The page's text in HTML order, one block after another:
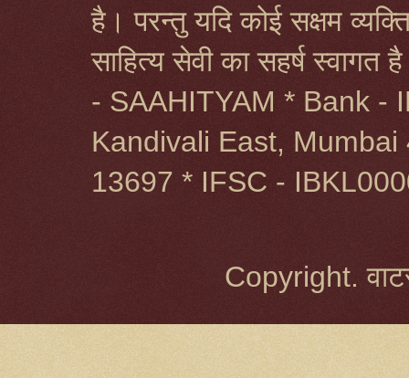
है। परन्तु यदि कोई सक्षम
साहित्य सेवी का सहर्ष
- SAAHITYAM * Bank -
Kandivali East,
13697 * IFSC -
Copyright.